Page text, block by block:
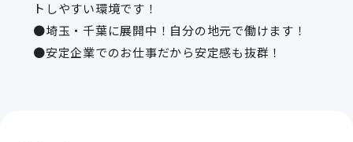
トしやすい環境です！
●埼玉・千葉に展開中！自分の地元で働けます！
●安定企業でのお仕事だから安定感も抜群！